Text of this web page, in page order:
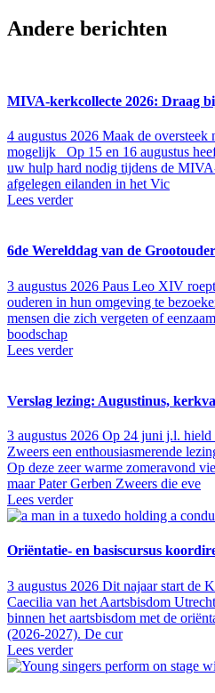
Andere berichten
MIVA-kerkcollecte 2026: Draag
4 augustus 2026 Maak de oversteek
mogelijk Op 15 en 16 augustus
uw hulp hard nodig tijdens de
afgelegen eilanden in het Vic
Lees verder
6de Wereld­dag van de
3 augustus 2026 Paus Leo XIV
ouderen in hun omge­ving te
mensen die zich vergeten of
bood­schap
Lees verder
Verslag lezing: Augustinus,
3 augustus 2026 Op 24 juni j.l. hield
Zweers een enthousiasmerende
Op deze zeer warme zomeravond
maar Pater Gerben Zweers die eve
Lees verder
Oriëntatie- en basiscursus
3 augustus 2026 Dit najaar start de
Caecilia van het Aartsbisdom
binnen het aartsbisdom met de
(2026-2027). De cur
Lees verder